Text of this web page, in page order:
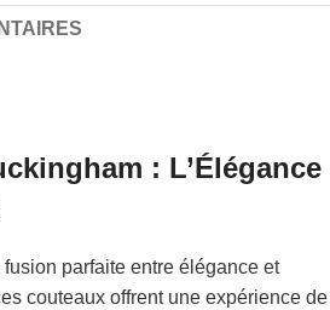
: L’Élégance
fusion parfaite entre élégance et
couteaux offrent une expérience de